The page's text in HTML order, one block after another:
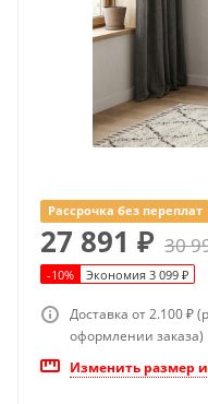
Рассрочка без переплат
27 891 ₽ 30
-10% Экономия 3 099 ₽
Доставка от 2.100 ₽
оформлении заказа)
Изменить размер